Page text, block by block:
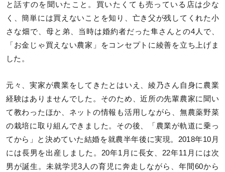
と話すのを聞いたこと。買いたくても売っている店は少な
く、簡単には買えないことを知り、亡き父が残してくれた小
さな畑で、母と弟、当時は婚約者だった隼さんとの4人で、
「お金じゃ買えない農家」をコンセプトに綾善を立ち上げま
した。
元々、実家が農業をしてきたとはいえ、綾乃さん自身に農業
経験はありませんでした。そのため、近所の先輩農家に聞い
て教わったほか、ネットの情報も活用しながら、無農薬野菜
の栽培に取り組んできました。その後、「農業が軌道に乗っ
てから」と決めていた結婚を就農半年後に実現。2018年10月
には長男を出産しました。20年1月に長女、22年11月には次
男が誕生。未就学児3人の育児に奔走しながら、年間60から